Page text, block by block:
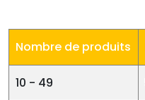
Nombre de produits
10 - 49